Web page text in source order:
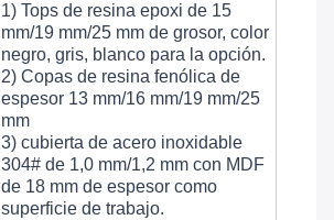
1) Tops de resina epoxi de 15
mm/19 mm/25 mm de grosor, color
negro, gris, blanco para la opción.
2) Copas de resina fenólica de
espesor 13 mm/16 mm/19 mm/25
mm
3) cubierta de acero inoxidable
304# de 1,0 mm/1,2 mm con MDF
de 18 mm de espesor como
superficie de trabajo.